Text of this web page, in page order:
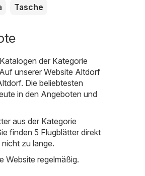
Tasche
der Kategorie
unserer Website Altdorf
Die beliebtesten
in den Angeboten und
aus der Kategorie
finden 5 Flugblätter direkt
zu lange.
Website regelmäßig.